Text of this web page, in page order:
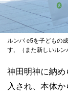
ルンバ e5を子どもの
す。（また新しいル
神田明神に納
入され、本体